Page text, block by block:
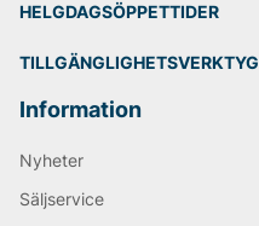
HELGDAGSÖPPETTIDER
TILLGÄNGLIGHETSVERKTYG
Information
Nyheter
Säljservice